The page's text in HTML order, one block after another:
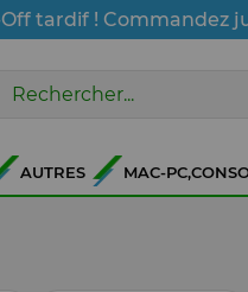
tardif ! Commandez
AUTRES MAC-